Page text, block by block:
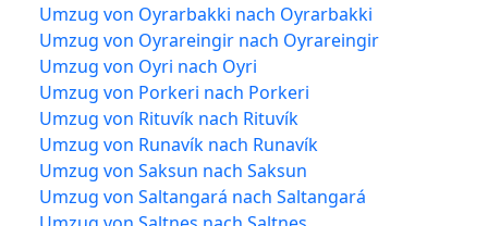
Umzug von Oyrarbakki nach Oyrarbakki
Umzug von Oyrareingir nach Oyrareingir
Umzug von Oyri nach Oyri
Umzug von Porkeri nach Porkeri
Umzug von Rituvík nach Rituvík
Umzug von Runavík nach Runavík
Umzug von Saksun nach Saksun
Umzug von Saltangará nach Saltangará